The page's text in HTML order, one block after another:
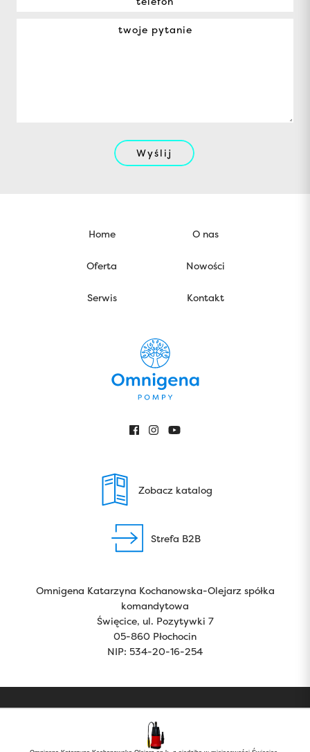
Wyślij
Home O nas
Oferta Nowości
Serwis Kontakt
Zobacz katalog
Strefa B2B
Omnigena Katarzyna Kochanowska-Olejarz spółka
komandytowa
Święcice, ul. Pozytywki 7
05-860 Płochocin
NIP: 534-20-16-254
Copyright 2024 by Omnigena. All rights reserved.
Polityka prywatności RODO